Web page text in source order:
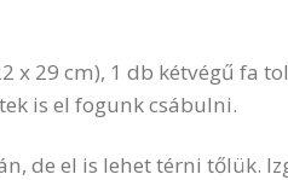
29 cm), 1 db kétvégű fa
is el fogunk csábulni.
de el is lehet térni tőlük.